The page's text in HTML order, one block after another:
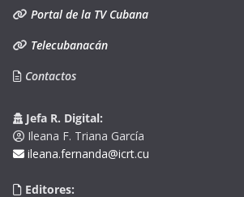
Portal de la TV Cubana
Telecubanacán
Contactos
Jefa R. Digital:
Ileana F. Triana García
ileana.fernanda@icrt.cu
Editores: